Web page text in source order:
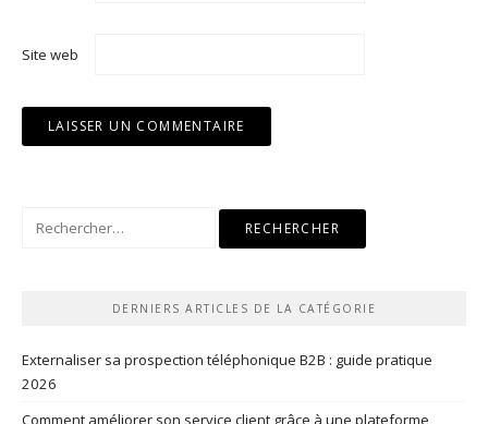
Site web
Rechercher :
DERNIERS ARTICLES DE LA CATÉGORIE
Externaliser sa prospection téléphonique B2B : guide pratique
2026
Comment améliorer son service client grâce à une plateforme